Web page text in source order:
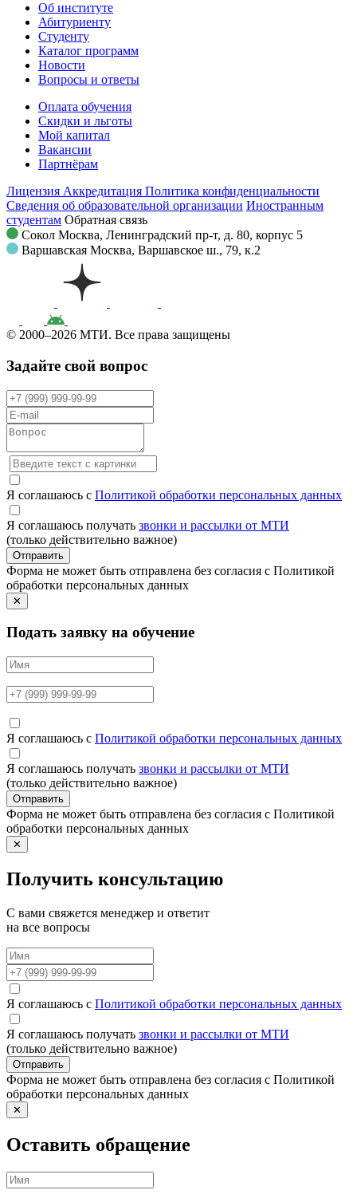
Об институте
Абитуриенту
Студенту
Каталог программ
Новости
Вопросы и ответы
Оплата обучения
Скидки и льготы
Мой капитал
Вакансии
Партнёрам
Лицензия Аккредитация Политика конфиденциальности
Сведения об образовательной организации Иностранным
студентам Обратная связь
Сокол Москва, Ленинградский пр-т, д. 80, корпус 5
Варшавская Москва, Варшавское ш., 79, к.2
© 2000–2026 МТИ. Все права защищены
Задайте свой вопрос
Я соглашаюсь с Политикой обработки персональных данных
Я соглашаюсь получать звонки и рассылки от МТИ
(только действительно важное)
Отправить
Форма не может быть отправлена без согласия с Политикой
обработки персональных данных
✕
Подать заявку на обучение
Я соглашаюсь с Политикой обработки персональных данных
Я соглашаюсь получать звонки и рассылки от МТИ
(только действительно важное)
Отправить
Форма не может быть отправлена без согласия с Политикой
обработки персональных данных
✕
Получить консультацию
С вами свяжется менеджер и ответит
на все вопросы
Я соглашаюсь с Политикой обработки персональных данных
Я соглашаюсь получать звонки и рассылки от МТИ
(только действительно важное)
Отправить
Форма не может быть отправлена без согласия с Политикой
обработки персональных данных
✕
Оставить обращение